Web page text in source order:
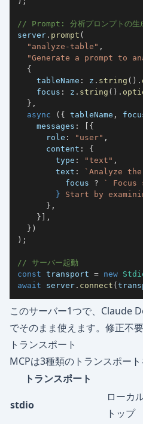
// Prompt: 分析プロンプトの生
server . prompt (
"analyze-table" ,
"Generate a prompt to
{
    tableName
: z . string ( ) .
    focus
: z . string ( ) .
} ,
async
( { tableName ,
    messages
: [ {
      role
: "user" ,
      content
:
{
        type
: "text" ,
        text
: ` Analyze
          focus
? `
} Start by
} ,
} ] ,
} )
) ;
// サーバー起動
const transport = new
await server . connect (
このサーバー1つで、Claude
でそのまま使えます。修正不要
トランスポート
MCPは3種類のトランスポー
トランスポート
stdio
ローカ
トップ